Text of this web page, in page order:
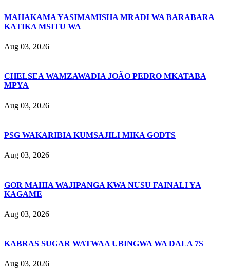
MAHAKAMA YASIMAMISHA MRADI WA BARABARA
KATIKA MSITU WA
Aug 03, 2026
CHELSEA WAMZAWADIA JOÃO PEDRO MKATABA
MPYA
Aug 03, 2026
PSG WAKARIBIA KUMSAJILI MIKA GODTS
Aug 03, 2026
GOR MAHIA WAJIPANGA KWA NUSU FAINALI YA
KAGAME
Aug 03, 2026
KABRAS SUGAR WATWAA UBINGWA WA DALA 7S
Aug 03, 2026